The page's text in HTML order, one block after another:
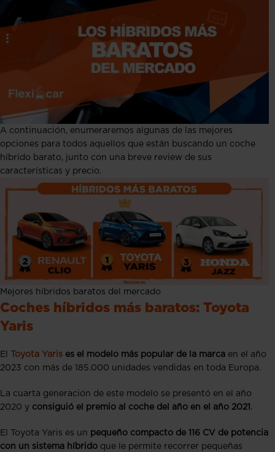
A continuación, enumeraremos algunas de las mejores
opciones para todos aquellos que están buscando un coche
híbrido barato, junto con una breve review de sus
características y precio.
Mejores híbridos baratos del mercado
Coches híbridos más baratos: Toyota
Yaris
El Toyota Yaris es el modelo más popular de la marca en el año
2023 con más de 185.000 unidades vendidas en toda Europa.
La cuarta generación de este modelo se presentó en el año
2020 y consiguió el premio al coche del año en el año 2021 .
El Toyota Yaris es un pequeño compacto de 116 CV de potencia
con un sistema híbrido que le permite recorrer pequeñas